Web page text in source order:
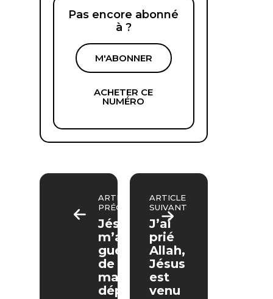
Pas encore abonné
à ?
M'ABONNER
ACHETER CE
NUMÉRO
ARTICLE
PRÉCÉDENT
Jésus
m’a
guérie
de
ma
dépression
ARTICLE
SUIVANT
J’ai
prié
Allah,
Jésus
est
venu